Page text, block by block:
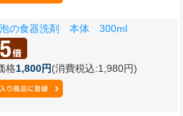
の食器洗剤 本体 300ml
格1,800円(消費税込:1,980円)